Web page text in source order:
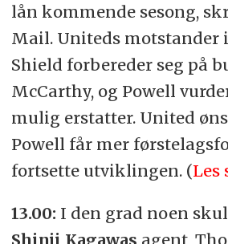
lån kommende sesong,
Mail. Uniteds motstander
Shield forbereder seg på
McCarthy, og Powell
mulig erstatter. United
Powell får mer
fortsette utviklingen. (Les
13.00: I den grad noen
Shinji Kagawas agent,